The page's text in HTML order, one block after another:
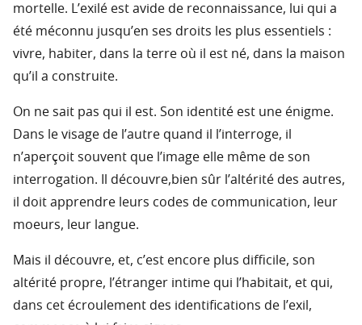
mortelle. L’exilé est avide de reconnaissance, lui qui a
été méconnu jusqu’en ses droits les plus essentiels :
vivre, habiter, dans la terre où il est né, dans la maison
qu’il a construite.
On ne sait pas qui il est. Son identité est une énigme.
Dans le visage de l’autre quand il l’interroge, il
n’aperçoit souvent que l’image elle même de son
interrogation. Il découvre,bien sûr l’altérité des autres,
il doit apprendre leurs codes de communication, leur
moeurs, leur langue.
Mais il découvre, et, c’est encore plus difficile, son
altérité propre, l’étranger intime qui l’habitait, et qui,
dans cet écroulement des identifications de l’exil,